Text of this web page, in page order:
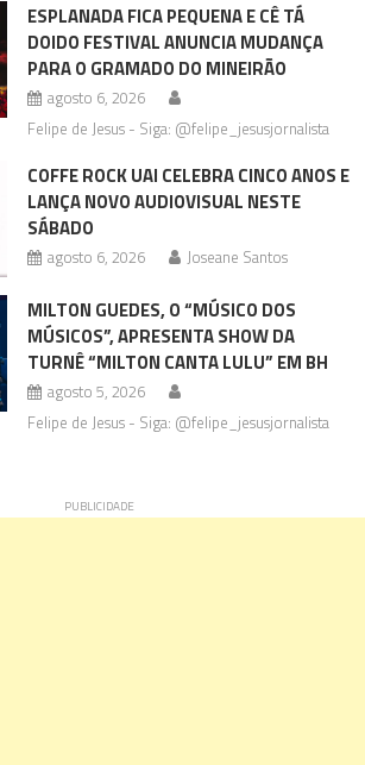
ESPLANADA FICA PEQUENA E CÊ TÁ
DOIDO FESTIVAL ANUNCIA MUDANÇA
PARA O GRAMADO DO MINEIRÃO
agosto 6, 2026
Felipe de Jesus - Siga: @felipe_jesusjornalista
COFFE ROCK UAI CELEBRA CINCO ANOS E
LANÇA NOVO AUDIOVISUAL NESTE
SÁBADO
agosto 6, 2026 Joseane Santos
MILTON GUEDES, O “MÚSICO DOS
MÚSICOS”, APRESENTA SHOW DA
TURNÊ “MILTON CANTA LULU” EM BH
agosto 5, 2026
Felipe de Jesus - Siga: @felipe_jesusjornalista